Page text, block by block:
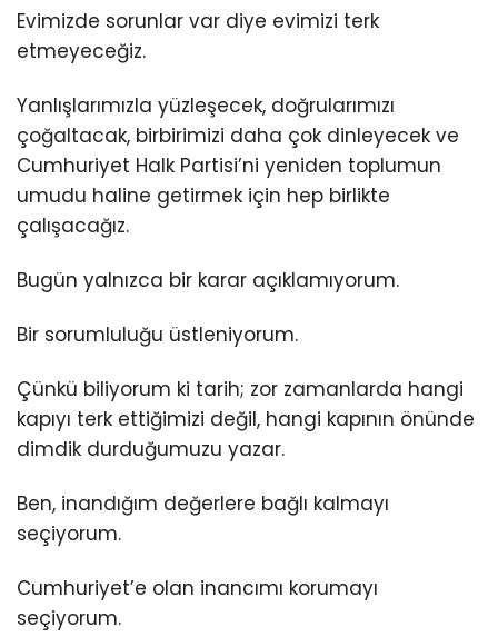
Evimizde sorunlar var diye evimizi terk
etmeyeceğiz.
Yanlışlarımızla yüzleşecek, doğrularımızı
çoğaltacak, birbirimizi daha çok dinleyecek ve
Cumhuriyet Halk Partisi’ni yeniden toplumun
umudu haline getirmek için hep birlikte
çalışacağız.
Bugün yalnızca bir karar açıklamıyorum.
Bir sorumluluğu üstleniyorum.
Çünkü biliyorum ki tarih; zor zamanlarda hangi
kapıyı terk ettiğimizi değil, hangi kapının önünde
dimdik durduğumuzu yazar.
Ben, inandığım değerlere bağlı kalmayı
seçiyorum.
Cumhuriyet’e olan inancımı korumayı
seçiyorum.